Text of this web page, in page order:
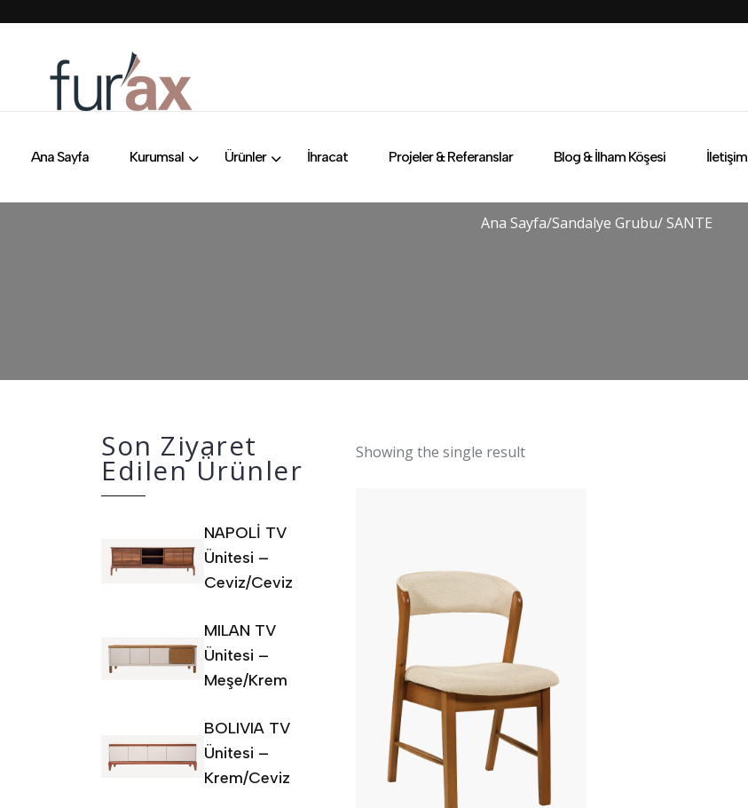
Ana Sayfa Kurumsal Ürünler İhracat Projeler & Referanslar Blog & İlham Köşesi İletişim
Ana Sayfa/Sandalye Grubu/ SANTE
Son Ziyaret
Edilen Ürünler
NAPOLİ TV
Ünitesi –
Ceviz/Ceviz
MILAN TV
Ünitesi –
Meşe/Krem
BOLIVIA TV
Ünitesi –
Krem/Ceviz
Showing the single result